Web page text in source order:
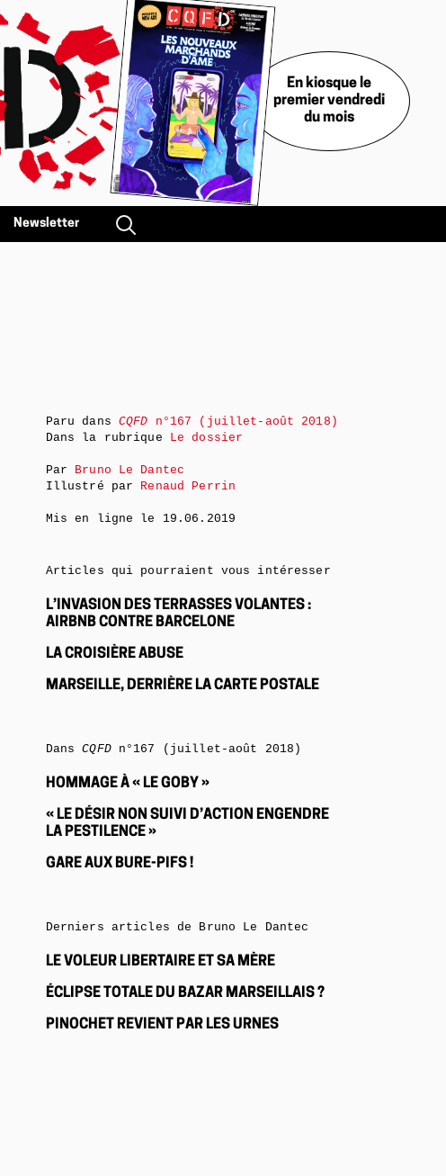
En kiosque le
premier vendredi
du mois
Newsletter
Paru dans CQFD n°167 (juillet-août 2018)
Dans la rubrique Le dossier
Par Bruno Le Dantec
Illustré par Renaud Perrin
Mis en ligne le 19.06.2019
Articles qui pourraient vous intéresser
L’INVASION DES TERRASSES VOLANTES :
AIRBNB CONTRE BARCELONE
LA CROISIÈRE ABUSE
MARSEILLE, DERRIÈRE LA CARTE POSTALE
DansCQFDn°167 (juillet-août 2018)
HOMMAGE À « LE GOBY »
« LE DÉSIR NON SUIVI D’ACTION ENGENDRE
LA PESTILENCE »
GARE AUX BURE-PIFS !
Derniers articles de Bruno Le Dantec
LE VOLEUR LIBERTAIRE ET SA MÈRE
ÉCLIPSE TOTALE DU BAZAR MARSEILLAIS ?
PINOCHET REVIENT PAR LES URNES